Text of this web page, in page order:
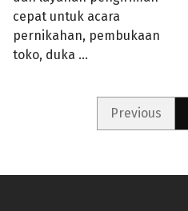
cepat untuk acara
pernikahan, pembukaan
toko, duka …
Previous